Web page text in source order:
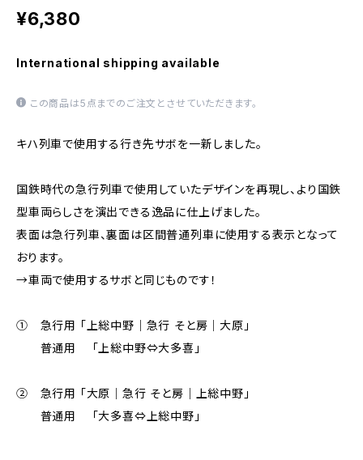
¥6,380
International shipping available
この商品は5点までのご注文とさせていただきます。
キハ列車で使用する行き先サボを一新しました。
国鉄時代の急行列車で使用していたデザインを再現し、より国鉄
型車両らしさを演出できる逸品に仕上げました。
表面は急行列車、裏面は区間普通列車に使用する表示となって
おります。
→車両で使用するサボと同じものです！
① 急行用 「上総中野｜急行 そと房｜大原」
普通用 「上総中野⇔大多喜」
② 急行用 「大原｜急行 そと房｜上総中野」
普通用 「大多喜⇔上総中野」